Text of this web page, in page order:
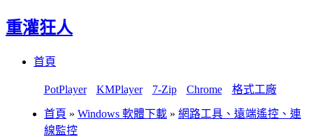
重灌狂人
首頁
PotPlayer KMPlayer 7-Zip Chrome 格式工廠
首頁 » Windows 軟體下載 » 網路工具、遠端遙控、連
線監控